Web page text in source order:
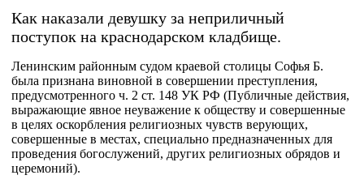
Как наказали девушку за неприличный
поступок на краснодарском кладбище.
Ленинским районным судом краевой столицы Софья Б.
была признана виновной в совершении преступления,
предусмотренного ч. 2 ст. 148 УК РФ (Публичные действия,
выражающие явное неуважение к обществу и совершенные
в целях оскорбления религиозных чувств верующих,
совершенные в местах, специально предназначенных для
проведения богослужений, других религиозных обрядов и
церемоний).